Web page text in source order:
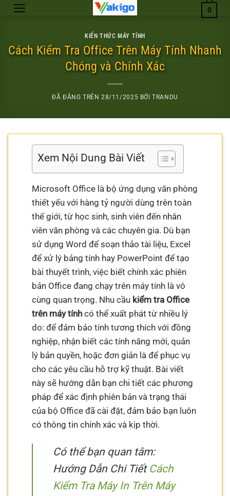
Chuyển
dung
0
KIẾN THỨC MÁY TÍNH
Cách Kiểm Tra Office Trên Máy Tính Nhanh
Chóng và Chính Xác
ĐÃ ĐĂNG TRÊN28/11/2025 BỞITRANDU
Xem Nội Dung Bài Viết
Microsoft Office là bộ ứng dụng văn phòng
thiết yếu với hàng tỷ người dùng trên toàn
thế giới, từ học sinh, sinh viên đến nhân
viên văn phòng và các chuyên gia. Dù bạn
sử dụng Word để soạn thảo tài liệu, Excel
để xử lý bảng tính hay PowerPoint để tạo
bài thuyết trình, việc biết chính xác phiên
bản Office đang chạy trên máy tính là vô
cùng quan trọng. Nhu cầu kiểm tra Office
trên máy tính có thể xuất phát từ nhiều lý
do: để đảm bảo tính tương thích với đồng
nghiệp, nhận biết các tính năng mới, quản
lý bản quyền, hoặc đơn giản là để phục vụ
cho các yêu cầu hỗ trợ kỹ thuật. Bài viết
này sẽ hướng dẫn bạn chi tiết các phương
pháp để xác định phiên bản và trạng thái
của bộ Office đã cài đặt, đảm bảo bạn luôn
có thông tin chính xác và kịp thời.
Có thể bạn quan tâm:
Hướng Dẫn Chi Tiết Cách
Kiểm Tra Máy In Trên Máy